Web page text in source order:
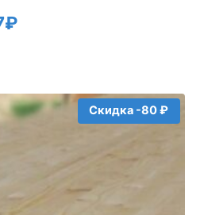
₽Текущая
Скидка -80 ₽